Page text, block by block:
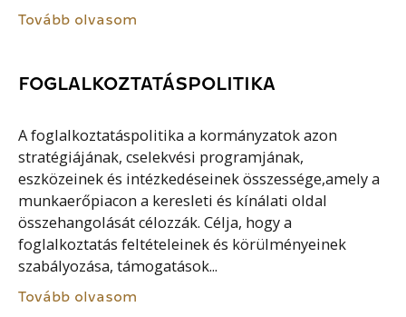
Tovább olvasom
FOGLALKOZTATÁSPOLITIKA
A foglalkoztatáspolitika a kormányzatok azon
stratégiájának, cselekvési programjának,
eszközeinek és intézkedéseinek összessége,amely a
munkaerőpiacon a keresleti és kínálati oldal
összehangolását célozzák. Célja, hogy a
foglalkoztatás feltételeinek és körülményeinek
szabályozása, támogatások...
Tovább olvasom